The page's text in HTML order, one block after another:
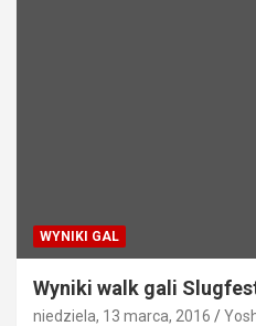
WYNIKI GAL
Wyniki walk gali
niedziela, 13 marca, 2016